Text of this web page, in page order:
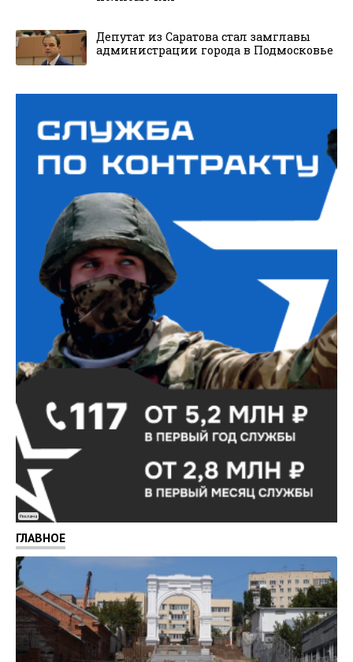
Депутат из Саратова стал замглавы
администрации города в Подмосковье
Реклама
ГЛАВНОЕ